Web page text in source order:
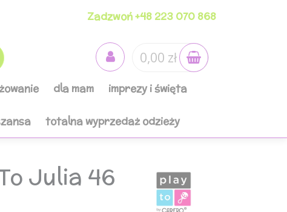
Zadzwoń +48 223 070 868
0,00 zł
dla mam imprezy i święta
totalna wyprzedaż odzieży
Julia 46